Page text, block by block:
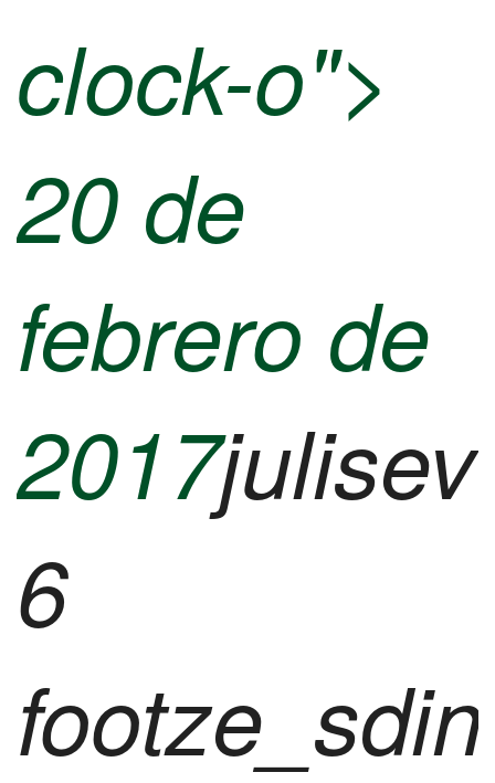
clock-o">
20 de
febrero de
2017
6